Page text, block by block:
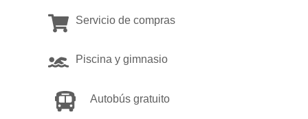
Servicio de compras
Piscina y gimnasio
Autobús gratuito